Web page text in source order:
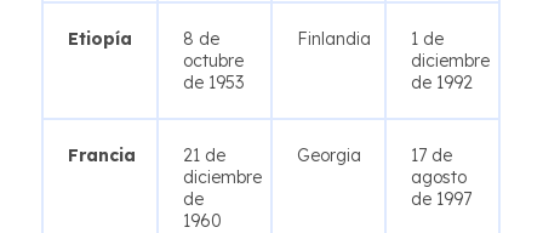
Etiopía
8 de
octubre
de 1953
Finlandia
1 de
diciembre
de 1992
Francia
21 de
diciembre
de
1960
Georgia
17 de
agosto
de 1997